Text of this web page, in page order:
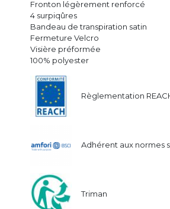
Fronton légèrement renforcé
4 surpiqûres
Bandeau de transpiration satin
Fermeture Velcro
Visière préformée
100% polyester
Règlementation
Adhérent aux normes
Triman